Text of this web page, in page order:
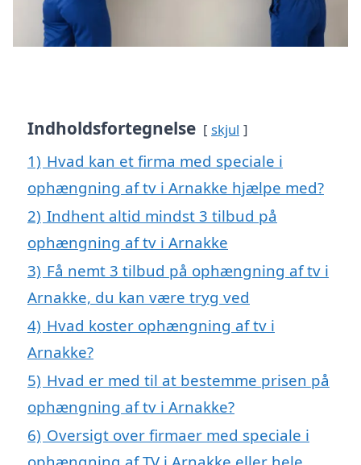
Indholdsfortegnelse skjul
1) Hvad kan et firma med speciale i
ophængning af tv i Arnakke hjælpe med?
2) Indhent altid mindst 3 tilbud på
ophængning af tv i Arnakke
3) Få nemt 3 tilbud på ophængning af tv i
Arnakke, du kan være tryg ved
4) Hvad koster ophængning af tv i
Arnakke?
5) Hvad er med til at bestemme prisen på
ophængning af tv i Arnakke?
6) Oversigt over firmaer med speciale i